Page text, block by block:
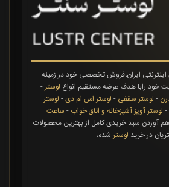
ایران،فروش تخصصی خود در زمینه
خود رابا هدف عرضه مستقیم انواع لوستر-
- لوستر سقفی - لوستر اس ام دی- لوستر
- لوستر آویز آشپزخانه و اتاق خواب - ساعت
هم آوردن سبد خریدی کامل از بهترین محصولات
در خرید لوسترشده،